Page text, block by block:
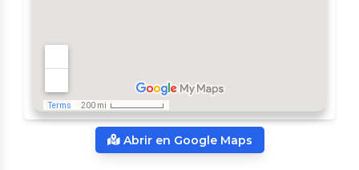
Abrir en Google Maps